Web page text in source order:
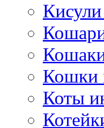
Кошки
Коты